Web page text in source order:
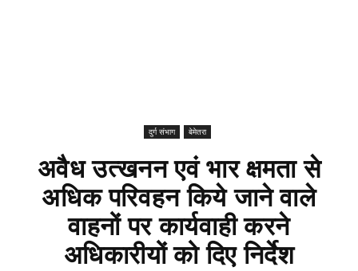
दुर्ग संभाग बेमेतरा
अवैध उत्खनन एवं भार क्षमता से
अधिक परिवहन किये जाने वाले
वाहनों पर कार्यवाही करने
अधिकारीयों को दिए निर्देश